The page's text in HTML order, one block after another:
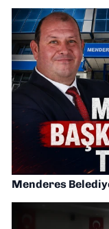
Menderes